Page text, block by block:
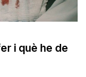
i què he de